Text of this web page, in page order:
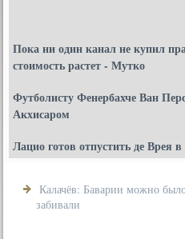
Пока ни один канал не купил
стоимость растет - Мутко
Футболисту Фенербахче Ван
Акхисаром
Лацио готов отпустить де Врея
Калачёв: Баварии можно
забивали